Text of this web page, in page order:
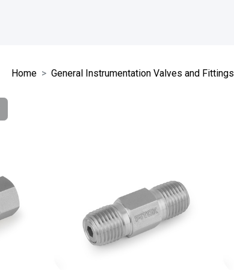
Home General Instrumentation Valves and Fittings